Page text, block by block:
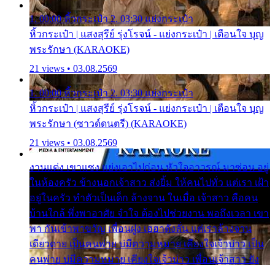
1. 00:00 หิ้วกระเป๋า 2. 03:30 แย่งกระเป๋า
หิ้วกระเป๋า | แสงสุรีย์ รุ่งโรจน์ - แย่งกระเป๋า | เตือนใจ บุญ
พระรักษา (KARAOKE)
21 views • 03.08.2569
1. 00:00 หิ้วกระเป๋า 2. 03:30 แย่งกระเป๋า
หิ้วกระเป๋า | แสงสุรีย์ รุ่งโรจน์ - แย่งกระเป๋า | เตือนใจ บุญ
พระรักษา (ซาวด์ดนตรี) (KARAOKE)
21 views • 03.08.2569
งานแต่ง เขาแซง แย่งเอาไปก่อน หัวใจอาวรณ์ มาซ่อน อยู่
ในห้องครัว ข้างนอกเจ้าสาว ส่งยิ้ม ให้คนไปทั่ว แต่เรา เฝ้า
อยู่ในครัว ทำตัวเป็นเด็ก ล้างจาน ในเมื่อ เจ้าสาว คือคน
บ้านใกล้ พึ่งพาอาศัย จำใจ ต้องไปช่วยงาน พอถึงเวลา เขา
พา กันเข้าพาขวัญ เพื่อนฝูง เฮฮาดังลั่น แต่เราล้างจาน
เดียวดาย เป็นคนพ่าย บ่มีความหมาย เคียงใจเจ้าบ่าว เป็น
คนพ่าย บ่มีความหมาย เคียงใจเจ้าบ่าว เพื่อนเจ้าสาว ยัง